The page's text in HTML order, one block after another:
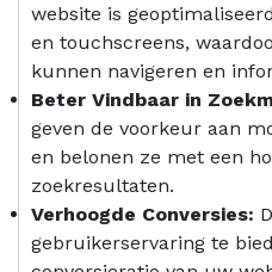
website is
en touchscreens,
kunnen navigeren en
Beter Vindbaar in
geven de voorkeur aan
en belonen ze met een
zoekresultaten.
Verhoogde Conversies:
gebruikerservaring te